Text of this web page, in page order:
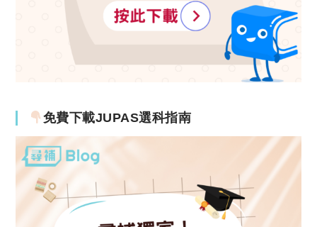
免費下載JUPAS選科指南